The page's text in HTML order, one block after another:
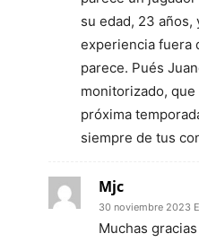
su edad, 23
experiencia fuera
parece. Pués
monitorizado,
próxima
siempre de tus
Mjc
30 noviembre 2023
Muchas